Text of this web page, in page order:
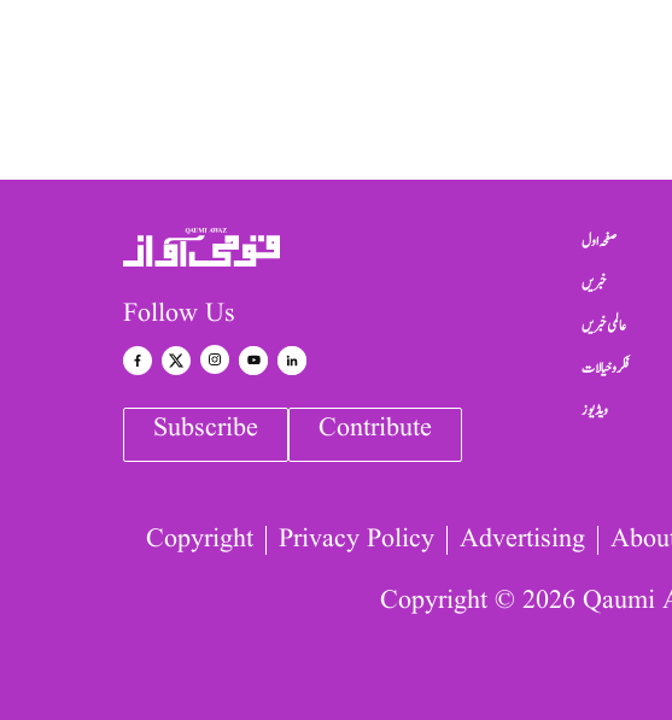
Follow Us
Subscribe Contribute
صفحہ اول
خبریں
عالمی خبریں
فکر و خیالات
ویڈیوز
Copyright Privacy Policy Advertising
Copyright © 2026 Qaumi